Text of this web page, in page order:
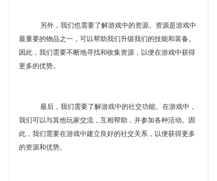
另外，我们也需要了解游戏中的资源。资源是游戏中
最重要的物品之一，可以帮助我们升级我们的技能和装备。
因此，我们需要不断地寻找和收集资源，以便在游戏中获得
更多的优势。
最后，我们需要了解游戏中的社交功能。在游戏中，
我们可以与其他玩家交流，互相帮助，并参加各种活动。因
此，我们需要在游戏中建立良好的社交关系，以便获得更多
的资源和优势。